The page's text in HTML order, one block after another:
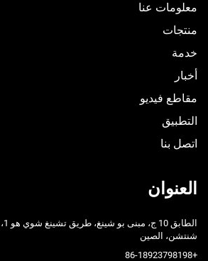
معلومات عنا
منتجات
خدمة
أخبار
مقاطع فيديو
التطبيق
اتصل بنا
العنوان
شنتشن، الصين
+86-18923798198